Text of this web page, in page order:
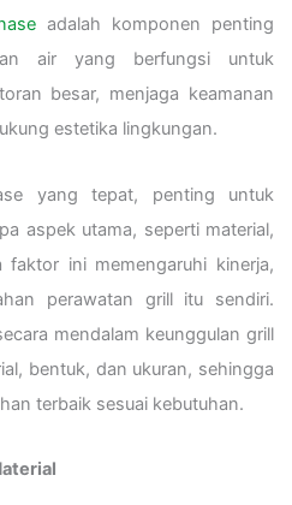
adalah komponen penting
air yang berfungsi untuk
besar, menjaga keamanan
estetika lingkungan.
yang tepat, penting untuk
aspek utama, seperti material,
ini memengaruhi kinerja,
perawatan grill itu sendiri.
mendalam keunggulan grill
bentuk, dan ukuran, sehingga
terbaik sesuai kebutuhan.